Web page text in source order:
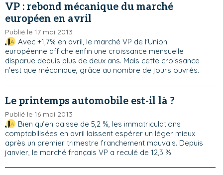
VP : rebond mécanique du marché
européen en avril
Publié le 17 mai 2013
Avec +1,7% en avril, le marché VP de l'Union
européenne affiche enfin une croissance mensuelle
disparue depuis plus de deux ans. Mais cette croissance
n'est que mécanique, grâce au nombre de jours ouvrés.
Le printemps automobile est-il là ?
Publié le 16 mai 2013
Bien qu’en baisse de 5,2 %, les immatriculations
comptabilisées en avril laissent espérer un léger mieux
après un premier trimestre franchement mauvais. Depuis
janvier, le marché français VP a reculé de 12,3 %.